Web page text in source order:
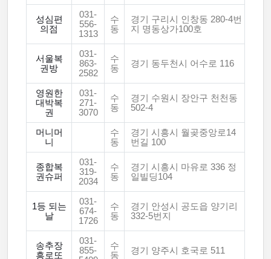
성심편
의점
031-
556-
1313
수
동
경기 구리시 인창동 280-4번
지 명동상가100호
서울복
권방
031-
863-
2582
수
동
경기 동두천시 어수로 116
영원한
대박복
권
031-
271-
3070
수
동
경기 수원시 장안구 천천동
502-4
머니머
니
수
동
경기 시흥시 월곶중앙로14
번길 100
종합복
권슈퍼
031-
319-
2034
수
동
경기 시흥시 마유로 336 정
일빌딩104
1등 되는
날
031-
674-
1726
수
동
경기 안성시 공도읍 양기리
332-5번지
송추장
흥로또
031-
855-
수
동
경기 양주시 호국로 511